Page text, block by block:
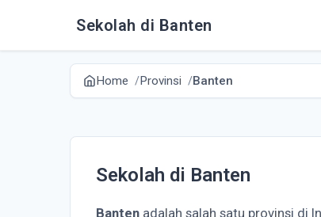
Sekolah di Banten
Home Provinsi Banten
Sekolah di Banten
Banten adalah salah satu provinsi di